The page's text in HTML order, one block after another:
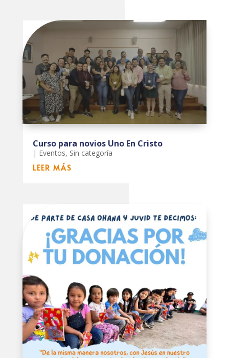
Curso para novios Uno En Cristo
| Eventos, Sin categoría
LEER MÁS